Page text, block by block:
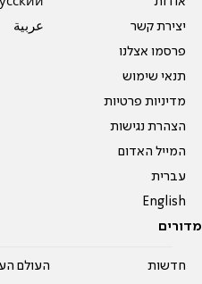
יצירת קשר
פרסמו אצלנו
תנאי שימוש
מדיניות פרטיות
הצהרת נגישות
המייל האדום
עברית
English
عربية
מדורים
חדשות העולם